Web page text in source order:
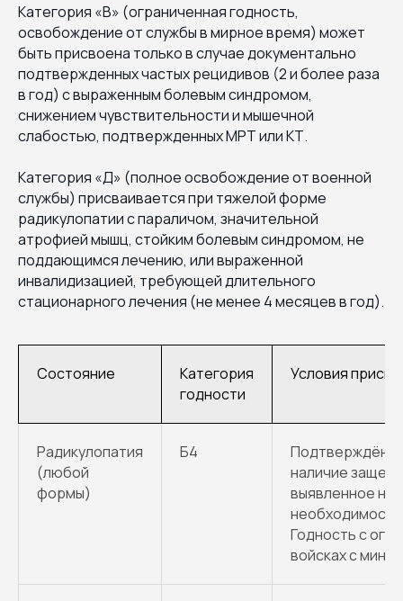
Категория «В» (ограниченная годность,
освобождение от службы в мирное время) может
быть присвоена только в случае документально
подтвержденных частых рецидивов (2 и более раза
в год) с выраженным болевым синдромом,
снижением чувствительности и мышечной
слабостью, подтвержденных МРТ или КТ.
Категория «Д» (полное освобождение от военной
службы) присваивается при тяжелой форме
радикулопатии с параличом, значительной
атрофией мышц, стойким болевым синдромом, не
поддающимся лечению, или выраженной
инвалидизацией, требующей длительного
стационарного лечения (не менее 4 месяцев в год).
Состояние
Категория
годности
Условия
Радикулопатия
(любой
формы)
Б4
наличие
выявленное на
Годность с
войсках с